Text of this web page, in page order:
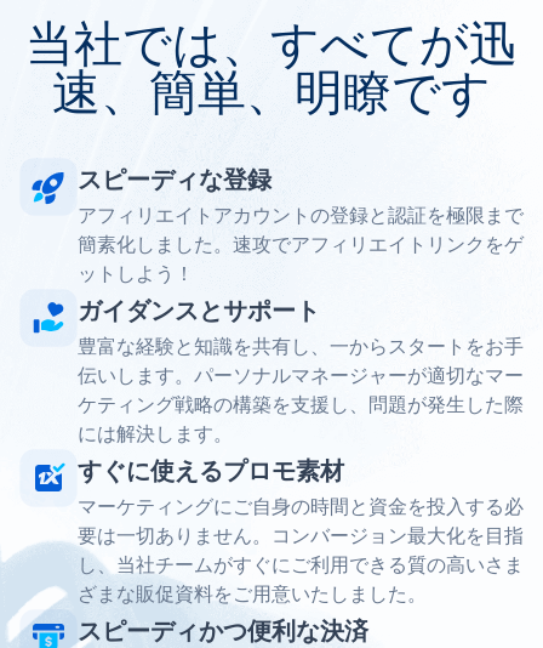
当社では、すべてが迅
速、簡単、明瞭です
スピーディな登録
アフィリエイトアカウントの登録と認証を極限まで
簡素化しました。速攻でアフィリエイトリンクをゲ
ットしよう！
ガイダンスとサポート
豊富な経験と知識を共有し、一からスタートをお手
伝いします。パーソナルマネージャーが適切なマー
ケティング戦略の構築を支援し、問題が発生した際
には解決します。
すぐに使えるプロモ素材
マーケティングにご自身の時間と資金を投入する必
要は一切ありません。コンバージョン最大化を目指
し、当社チームがすぐにご利用できる質の高いさま
ざまな販促資料をご用意いたしました。
スピーディかつ便利な決済